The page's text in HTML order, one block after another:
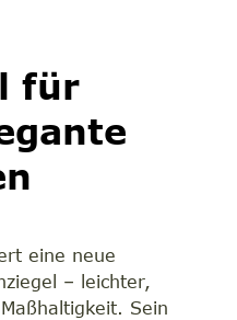
für
eine neue
– leichter,
Sein